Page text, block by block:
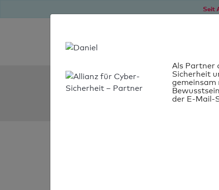
Seit
SPF Check:
Als Partner
Sicherheit
gemeinsam
der E-Mail-